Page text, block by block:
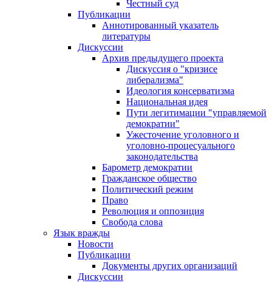
Честный суд
Публикации
Аннотированный указатель
литературы
Дискуссии
Архив предыдущего проекта
Дискуссия о "кризисе
либерализма"
Идеология консерватизма
Национальная идея
Пути легитимации "управляемой
демократии"
Ужесточение уголовного и
уголовно-процесуального
законодательства
Барометр демократии
Гражданское общество
Политический режим
Право
Революция и оппозиция
Свобода слова
Язык вражды
Новости
Публикации
Документы других организаций
Дискуссии